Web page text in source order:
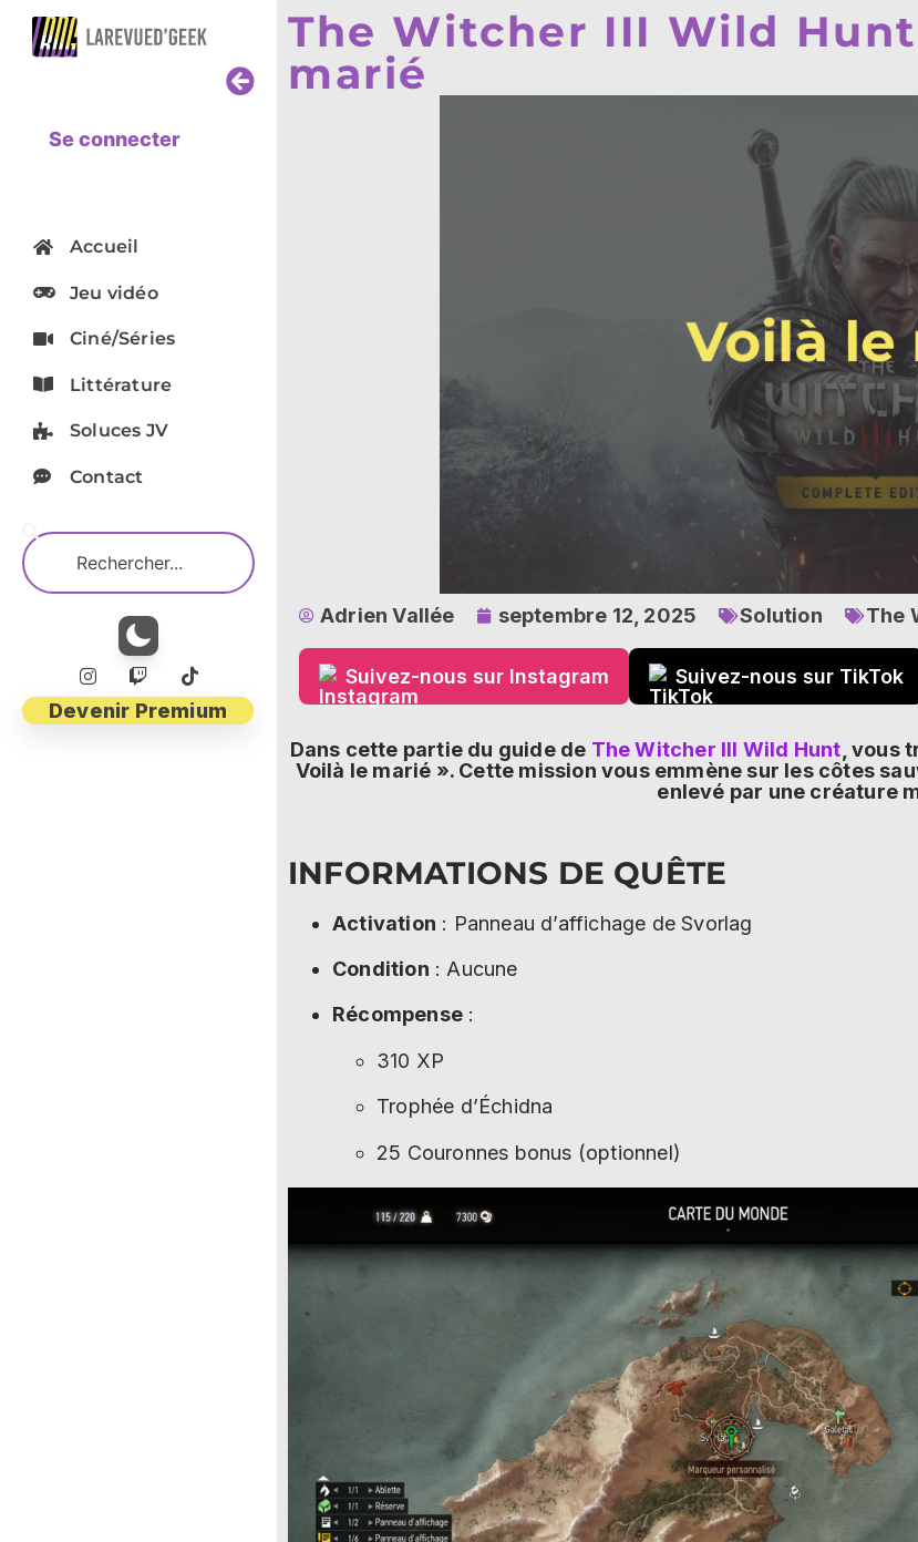
Se connecter
Accueil
Jeu vidéo
Ciné/Séries
Littérature
Soluces JV
Contact
Devenir Premium
The Witcher III Wild
marié
Adrien Vallée septembre 12, 2025 Solution The
Suivez-nous sur Instagram Suivez-nous sur TikTok
Dans cette partie du guide de The Witcher III Wild Hunt , vous
Voilà le marié ». Cette mission vous emmène sur les côtes
enlevé par une créature
INFORMATIONS DE QUÊTE
Activation : Panneau d’affichage de Svorlag
Condition : Aucune
Récompense :
310 XP
Trophée d’Échidna
25 Couronnes bonus (optionnel)